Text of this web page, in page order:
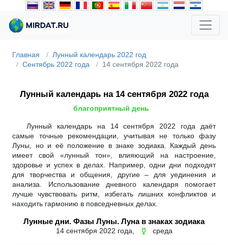
Главная
Лунный календарь 2022 год
Сентябрь 2022 года
14 сентября 2022 года
Лунный календарь на 14 сентября 2022 года
благоприятный день
Лунный календарь на 14 сентября 2022 года даёт
самые точные рекомендации, учитывая не только фазу
Луны, но и её положение в знаке зодиака. Каждый день
имеет свой «лунный тон», влияющий на настроение,
здоровье и успех в делах. Например, одни дни подходят
для творчества и общения, другие – для уединения и
анализа. Использование дневного календаря помогает
лучше чувствовать ритм, избегать лишних конфликтов и
находить гармонию в повседневных делах.
Лунные дни. Фазы Луны. Луна в знаках зодиака
14 сентября 2022 года, ☿ среда